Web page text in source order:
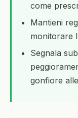
come
Mantieni
monitorare
Segnala
gonfiore